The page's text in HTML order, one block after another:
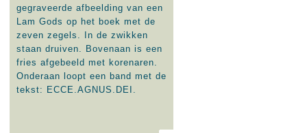
pater Van Don aan paus Pius
XII een schenking van het
enorme bedrag van 10.000
gulden opleverde.
gegraveerde afbeelding van een
Lam Gods op het boek met de
zeven zegels. In de zwikken
staan druiven. Bovenaan is een
fries afgebeeld met korenaren.
Onderaan loopt een band met de
tekst: ECCE.AGNUS.DEI.